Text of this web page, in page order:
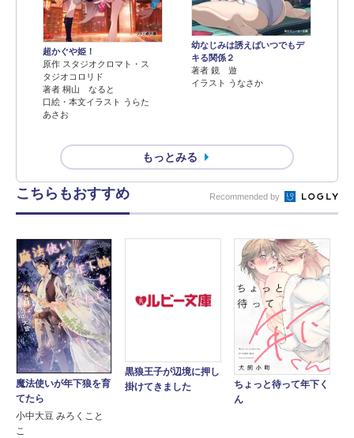
超かぐや姫！
原作 スタジオクロマト・ス
タジオコロリド
著者 桐山 なると
口絵・本文イラスト うらた
あさお
幼なじみは誘えばいつでもデ
キる関係２
著者 鏡 遊
イラスト うなさか
もっとみる
こちらもおすすめ Recommended by
魔法使いが年下狼を育
てたら
小中大豆 みろくこと
こ
黒狼王子が辺境に押し
掛けてきました
ちょっと待って年下く
ん